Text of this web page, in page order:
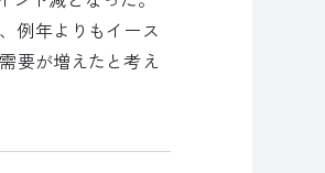
例年よりもイース
要が増えたと考え